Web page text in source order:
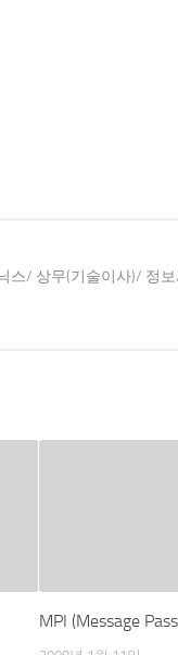
스/ 상무(기술이사)/ 정
MPI (Message